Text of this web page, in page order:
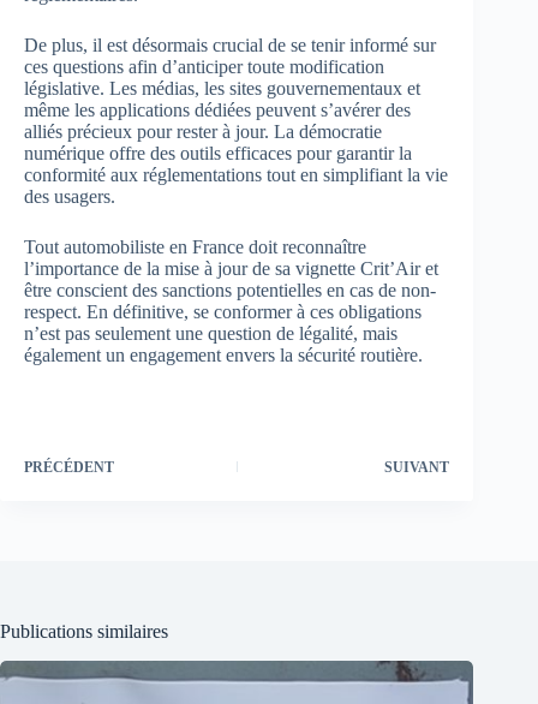
De plus, il est désormais crucial de se tenir informé sur
ces questions afin d’anticiper toute modification
législative. Les médias, les sites gouvernementaux et
même les applications dédiées peuvent s’avérer des
alliés précieux pour rester à jour. La démocratie
numérique offre des outils efficaces pour garantir la
conformité aux réglementations tout en simplifiant la vie
des usagers.
Tout automobiliste en France doit reconnaître
l’importance de la mise à jour de sa vignette Crit’Air et
être conscient des sanctions potentielles en cas de non-
respect. En définitive, se conformer à ces obligations
n’est pas seulement une question de légalité, mais
également un engagement envers la sécurité routière.
PRÉCÉDENT SUIVANT
Publications similaires